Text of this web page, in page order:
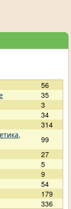
56
35
3
34
314
99
27
5
9
54
179
336